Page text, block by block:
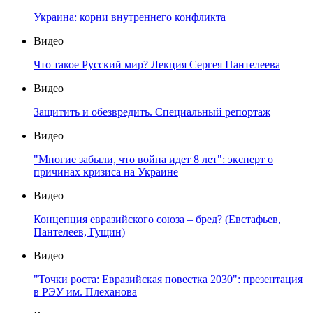
Украина: корни внутреннего конфликта
Видео
Что такое Русский мир? Лекция Сергея Пантелеева
Видео
Защитить и обезвредить. Специальный репортаж
Видео
"Многие забыли, что война идет 8 лет": эксперт о
причинах кризиса на Украине
Видео
Концепция евразийского союза – бред? (Евстафьев,
Пантелеев, Гущин)
Видео
"Точки роста: Евразийская повестка 2030": презентация
в РЭУ им. Плеханова